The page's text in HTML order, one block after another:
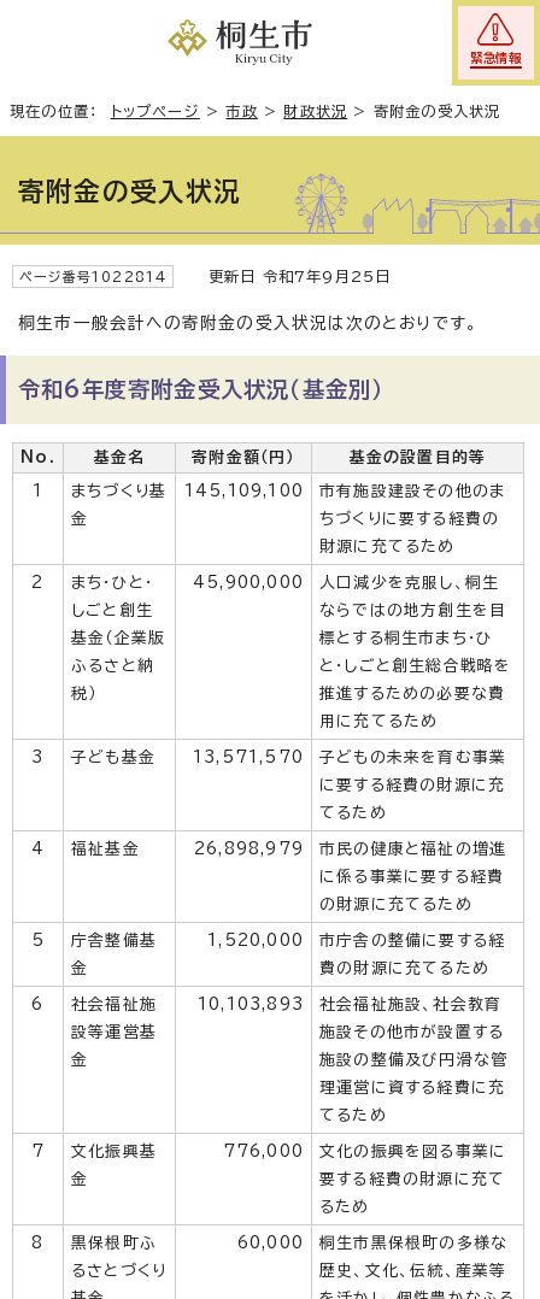
緊急情報
現在の位置： トップページ >市政 > 財政状況 > 寄附金の受入状況
寄附金の受入状況
ページ番号1022814 更新日 令和7年9月25日
桐生市一般会計への寄附金の受入状況は次のとおりです。
令和6年度寄附金受入状況（基金別）
No. 基金名 寄附金額（円） 基金の設置目的等
1
まちづくり基
金
145,109,100
市有施設建設その他のま
ちづくりに要する経費の
財源に充てるため
2
まち・ひと・
しごと創生
基金（企業版
ふるさと納
税）
45,900,000
人口減少を克服し、桐生
ならではの地方創生を目
標とする桐生市まち・ひ
と・しごと創生総合戦略を
推進するための必要な費
用に充てるため
3 子ども基金 13,571,570
子どもの未来を育む事業
に要する経費の財源に充
てるため
4 福祉基金 26,898,979
市民の健康と福祉の増進
に係る事業に要する経費
の財源に充てるため
5
庁舎整備基
金
1,520,000
市庁舎の整備に要する経
費の財源に充てるため
6
社会福祉施
設等運営基
金
10,103,893
社会福祉施設、社会教育
施設その他市が設置する
施設の整備及び円滑な管
理運営に資する経費に充
てるため
7
文化振興基
金
776,000
文化の振興を図る事業に
要する経費の財源に充て
るため
8
黒保根町ふ
るさとづくり
60,000
桐生市黒保根町の多様な
歴史、文化、伝統、産業等